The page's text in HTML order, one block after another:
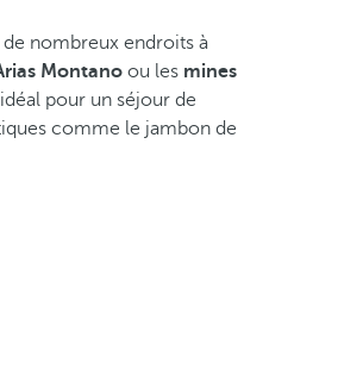
de nombreux endroits à
Montano ou les mines
pour un séjour de
comme le jambon de